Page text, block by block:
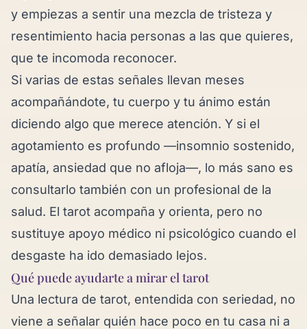
y empiezas a sentir una mezcla de tristeza y
resentimiento hacia personas a las que quieres,
que te incomoda reconocer.
Si varias de estas señales llevan meses
acompañándote, tu cuerpo y tu ánimo están
diciendo algo que merece atención. Y si el
agotamiento es profundo —insomnio sostenido,
apatía, ansiedad que no afloja—, lo más sano es
consultarlo también con un profesional de la
salud. El tarot acompaña y orienta, pero no
sustituye apoyo médico ni psicológico cuando el
desgaste ha ido demasiado lejos.
Qué puede ayudarte a mirar el tarot
Una lectura de tarot, entendida con seriedad, no
viene a señalar quién hace poco en tu casa ni a